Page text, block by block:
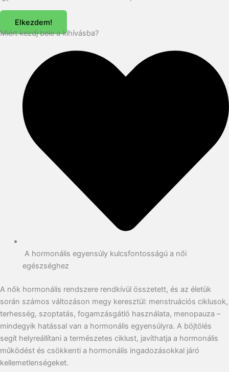
Elkezdem!
Miért kezdj bele a kihívásba?
A hormonális egyensúly kulcsfontosságú a női
egészséghez
A nők hormonális rendszere rendkívül összetett, és az életük
során számos változáson megy keresztül: menstruációs ciklusok,
terhesség, szoptatás, fogamzásgátló használata, menopauza –
mindegyik hatással van a hormonális egyensúlyra. A böjtölés
segít helyreállítani a természetes ciklust, javíthatja a hormonális
működést és csökkenti a hormonális ingadozásokkal járó
kellemetlenségeket.